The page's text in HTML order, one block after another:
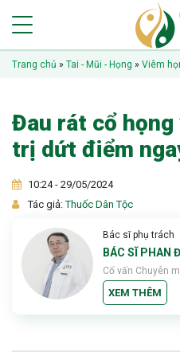
Trang chủ » Tai - Mũi - Họng » Viêm
Đau rát cổ họng
trị dứt điểm
10:24 - 29/05/2024
Tác giả:Thuốc Dân Tộc
Bác sĩ phụ trách
BÁC SĨ PHAN
Cố vấn Chuyên
XEM THÊM